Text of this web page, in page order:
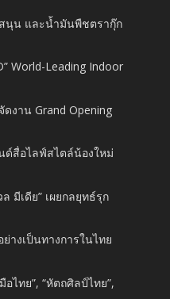
นุน และน้ำมันพืชตรากุ๊ก
World-Leading Indoor
ดงาน Grand Opening
ด์สื่อไลฟ์สไตล์น้องใหม่
มีเดีย” เผยกลยุทธ์รุก
างเป็นทางการในไทย
ไทย”, “หัตถศิลป์ไทย”,